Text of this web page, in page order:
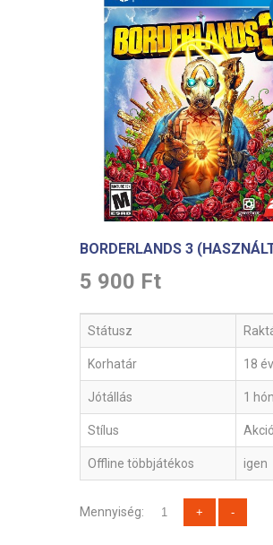
BORDERLANDS 3
5 900 Ft
Státusz
Korhatár 18 év
Jótállás 1
Stílus Akció
Offline többjátékos igen
Mennyiség: